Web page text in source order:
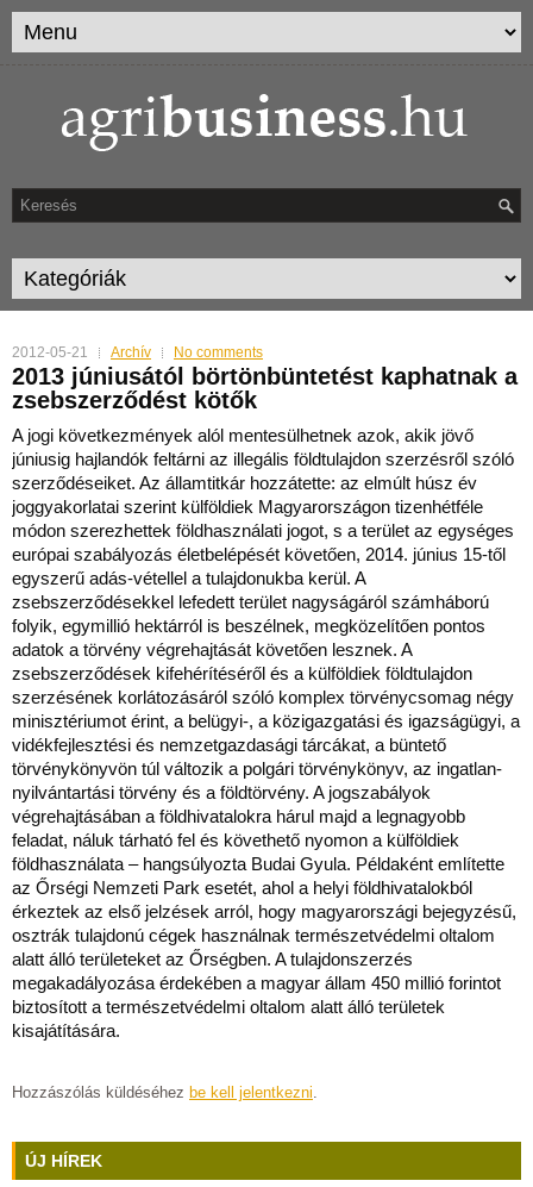
2012-05-21 Archív No comments
2013 júniusától börtönbüntetést kaphatnak a
zsebszerződést kötők
A jogi következmények alól mentesülhetnek azok, akik jövő
júniusig hajlandók feltárni az illegális földtulajdon szerzésről szóló
szerződéseiket. Az államtitkár hozzátette: az elmúlt húsz év
joggyakorlatai szerint külföldiek Magyarországon tizenhétféle
módon szerezhettek földhasználati jogot, s a terület az egységes
európai szabályozás életbelépését követően, 2014. június 15-től
egyszerű adás-vétellel a tulajdonukba kerül. A
zsebszerződésekkel lefedett terület nagyságáról számháború
folyik, egymillió hektárról is beszélnek, megközelítően pontos
adatok a törvény végrehajtását követően lesznek. A
zsebszerződések kifehérítéséről és a külföldiek földtulajdon
szerzésének korlátozásáról szóló komplex törvénycsomag négy
minisztériumot érint, a belügyi-, a közigazgatási és igazságügyi, a
vidékfejlesztési és nemzetgazdasági tárcákat, a büntető
törvénykönyvön túl változik a polgári törvénykönyv, az ingatlan-
nyilvántartási törvény és a földtörvény. A jogszabályok
végrehajtásában a földhivatalokra hárul majd a legnagyobb
feladat, náluk tárható fel és követhető nyomon a külföldiek
földhasználata – hangsúlyozta Budai Gyula. Példaként említette
az Őrségi Nemzeti Park esetét, ahol a helyi földhivatalokból
érkeztek az első jelzések arról, hogy magyarországi bejegyzésű,
osztrák tulajdonú cégek használnak természetvédelmi oltalom
alatt álló területeket az Őrségben. A tulajdonszerzés
megakadályozása érdekében a magyar állam 450 millió forintot
biztosított a természetvédelmi oltalom alatt álló területek
kisajátítására.
Hozzászólás küldéséhez be kell jelentkezni.
ÚJ HÍREK